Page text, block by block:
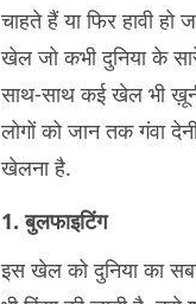
चाहते हैं या फिर हावी
खेल जो कभी दुनिया के
साथ-साथ कई खेल भी
लोगों को जान तक गंवा
खेलना है.
1. बुलफाइटिंग
इस खेल को दुनिया का